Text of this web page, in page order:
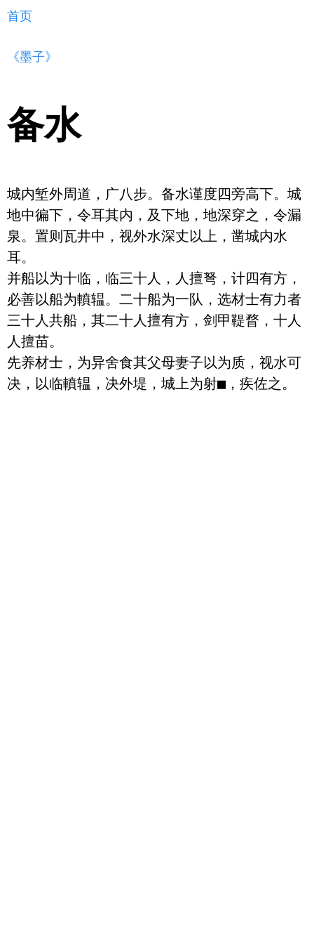
首页
《墨子》
备水
城内堑外周道，广八步。备水谨度四旁高下。城
地中徧下，令耳其内，及下地，地深穿之，令漏
泉。置则瓦井中，视外水深丈以上，凿城内水
耳。
并船以为十临，临三十人，人擅弩，计四有方，
必善以船为轒辒。二十船为一队，选材士有力者
三十人共船，其二十人擅有方，剑甲鞮瞀，十人
人擅苗。
先养材士，为异舍食其父母妻子以为质，视水可